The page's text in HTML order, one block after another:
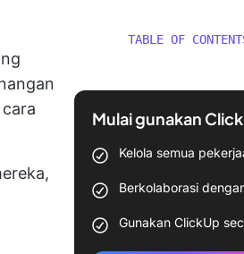
TABLE OF
Mulai gunakan
Kelola semua
Berkolaborasi
Gunakan ClickUp